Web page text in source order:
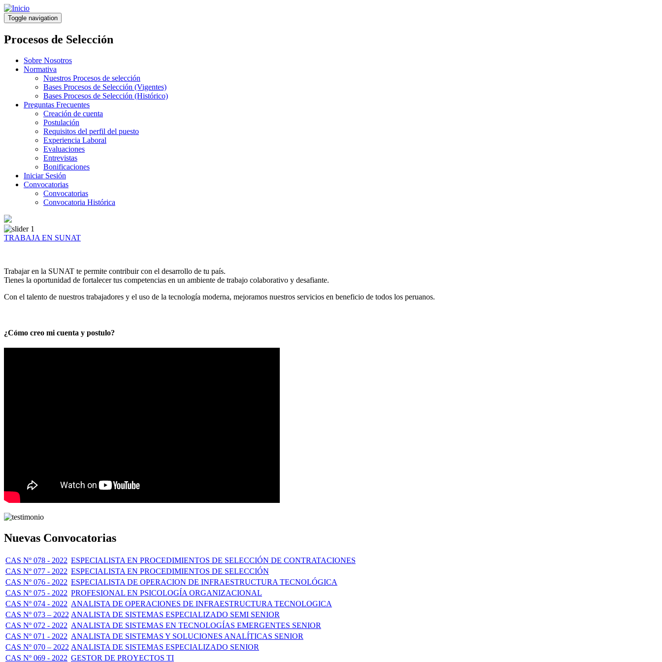
Pasar
al
contenido
principal
Toggle navigation
Procesos de Selección
Sobre Nosotros
Normativa
Nuestros Procesos de selección
Bases Procesos de Selección (Vigentes)
Bases Procesos de Selección (Histórico)
Preguntas Frecuentes
Creación de cuenta
Postulación
Requisitos del perfil del puesto
Experiencia Laboral
Evaluaciones
Entrevistas
Bonificaciones
Iniciar Sesión
Convocatorias
Convocatorias
Convocatoria Histórica
TRABAJA EN SUNAT
Trabajar en la SUNAT te permite contribuir con el desarrollo de tu país.
Tienes la oportunidad de fortalecer tus competencias en un ambiente de trabajo colaborativo y desafiante.
Con el talento de nuestros trabajadores y el uso de la tecnología moderna, mejoramos nuestros servicios en beneficio de todos los peruanos.
¿Cómo creo mi cuenta y postulo?
Nuevas Convocatorias
CAS Nº 078 - 2022 ESPECIALISTA EN PROCEDIMIENTOS DE SELECCIÓN DE CONTRATACIONES
CAS Nº 077 - 2022 ESPECIALISTA EN PROCEDIMIENTOS DE SELECCIÓN
CAS Nº 076 - 2022 ESPECIALISTA DE OPERACION DE INFRAESTRUCTURA TECNOLÓGICA
CAS Nº 075 - 2022 PROFESIONAL EN PSICOLOGÍA ORGANIZACIONAL
CAS Nº 074 - 2022 ANALISTA DE OPERACIONES DE INFRAESTRUCTURA TECNOLOGICA
CAS Nº 073 – 2022 ANALISTA DE SISTEMAS ESPECIALIZADO SEMI SENIOR
CAS Nº 072 - 2022 ANALISTA DE SISTEMAS EN TECNOLOGÍAS EMERGENTES SENIOR
CAS Nº 071 - 2022 ANALISTA DE SISTEMAS Y SOLUCIONES ANALÍTICAS SENIOR
CAS Nº 070 – 2022 ANALISTA DE SISTEMAS ESPECIALIZADO SENIOR
CAS Nº 069 - 2022 GESTOR DE PROYECTOS TI